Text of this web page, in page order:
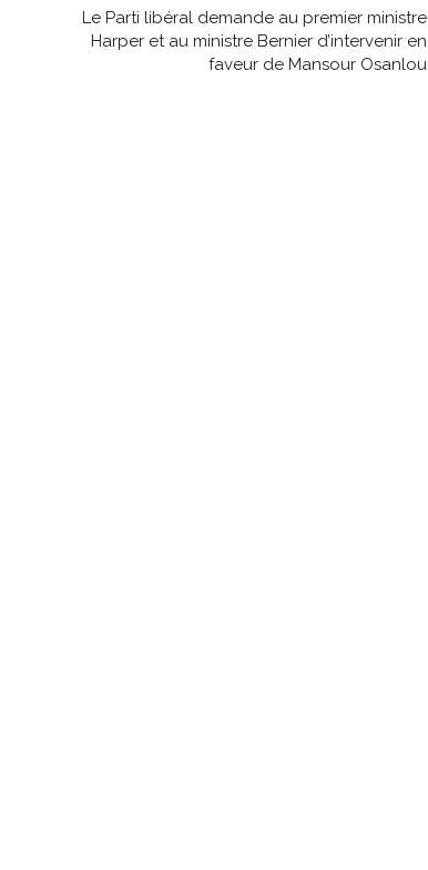
Le Parti libéral demande au premier ministre
Harper et au ministre Bernier d’intervenir en
faveur de Mansour Osanlou